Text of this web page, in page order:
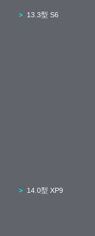
13.3型 S6
14.0型 XP9